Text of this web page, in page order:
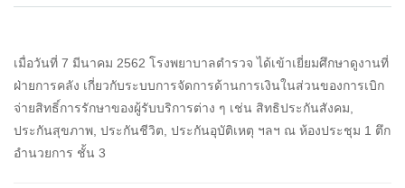
เมื่อวันที่ 7 มีนาคม 2562 โรงพยาบาลตำรวจ ได้เข้าเยี่ยมศึกษาดูงานที่
ฝ่ายการคลัง เกี่ยวกับระบบการจัดการด้านการเงินในส่วนของการเบิก
จ่ายสิทธิ์การรักษาของผู้รับบริการต่าง ๆ เช่น สิทธิประกันสังคม,
ประกันสุขภาพ, ประกันชีวิต, ประกันอุบัติเหตุ ฯลฯ ณ ห้องประชุม 1 ตึก
อำนวยการ ชั้น 3